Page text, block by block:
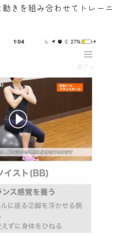
きを組み合わせてトレーニ